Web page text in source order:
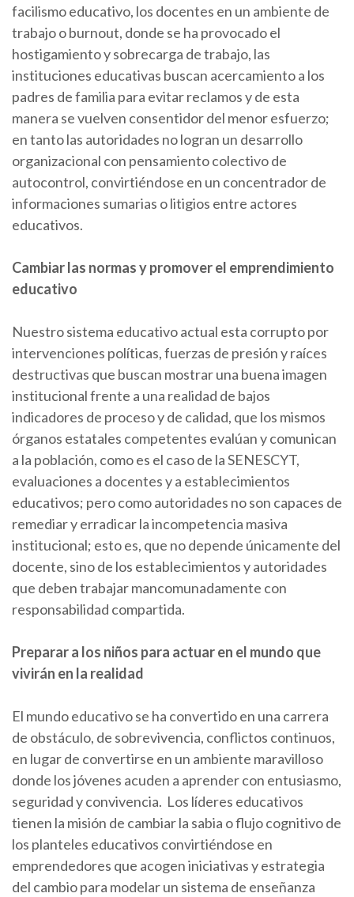
facilismo educativo, los docentes en un ambiente de
trabajo o burnout, donde se ha provocado el
hostigamiento y sobrecarga de trabajo, las
instituciones educativas buscan acercamiento a los
padres de familia para evitar reclamos y de esta
manera se vuelven consentidor del menor esfuerzo;
en tanto las autoridades no logran un desarrollo
organizacional con pensamiento colectivo de
autocontrol, convirtiéndose en un concentrador de
informaciones sumarias o litigios entre actores
educativos.
Cambiar las normas y promover el emprendimiento
educativo
Nuestro sistema educativo actual esta corrupto por
intervenciones políticas, fuerzas de presión y raíces
destructivas que buscan mostrar una buena imagen
institucional frente a una realidad de bajos
indicadores de proceso y de calidad, que los mismos
órganos estatales competentes evalúan y comunican
a la población, como es el caso de la SENESCYT,
evaluaciones a docentes y a establecimientos
educativos; pero como autoridades no son capaces de
remediar y erradicar la incompetencia masiva
institucional; esto es, que no depende únicamente del
docente, sino de los establecimientos y autoridades
que deben trabajar mancomunadamente con
responsabilidad compartida.
Preparar a los niños para actuar en el mundo que
vivirán en la realidad
El mundo educativo se ha convertido en una carrera
de obstáculo, de sobrevivencia, conflictos continuos,
en lugar de convertirse en un ambiente maravilloso
donde los jóvenes acuden a aprender con entusiasmo,
seguridad y convivencia. Los líderes educativos
tienen la misión de cambiar la sabia o flujo cognitivo de
los planteles educativos convirtiéndose en
emprendedores que acogen iniciativas y estrategia
del cambio para modelar un sistema de enseñanza